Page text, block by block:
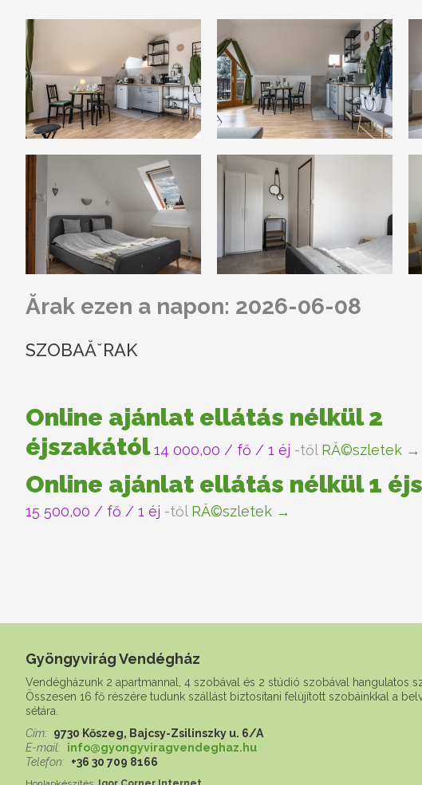
Ărak ezen a napon: 2026-06-08
SZOBAĂˇRAK
Online ajánlat ellátás nélkül 2
éjszakától 14 000,00 / fő / 1 éj -től RĂ©szletek →
Online ajánlat ellátás nélkül 1
15 500,00 / fő / 1 éj -től RĂ©szletek →
Gyöngyvirág Vendégház
Vendégházunk 2 apartmannal, 4 szobával és 2 stúdió szobával hangulatos
Összesen 16 fő részére tudunk szállást biztosítani felújított szobáinkkal a
sétára.
Cím:
9730 Kőszeg, Bajcsy-Zsilinszky u. 6/A
E-mail:
info@gyongyviragvendeghaz.hu
Telefon:
+36 30 709 8166